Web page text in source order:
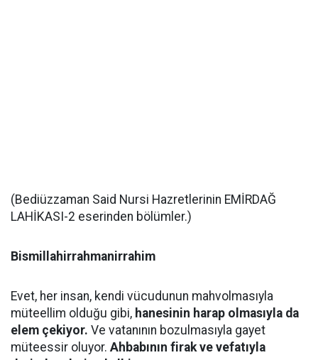
(Bediüzzaman Said Nursi Hazretlerinin EMİRDAĞ
LAHİKASI-2 eserinden bölümler.)
Bismillahirrahmanirrahim
Evet, her insan, kendi vücudunun mahvolmasıyla
müteellim olduğu gibi, hanesinin harap olmasıyla da
elem çekiyor. Ve vatanının bozulmasıyla gayet
müteessir oluyor. Ahbabının firak ve vefatıyla